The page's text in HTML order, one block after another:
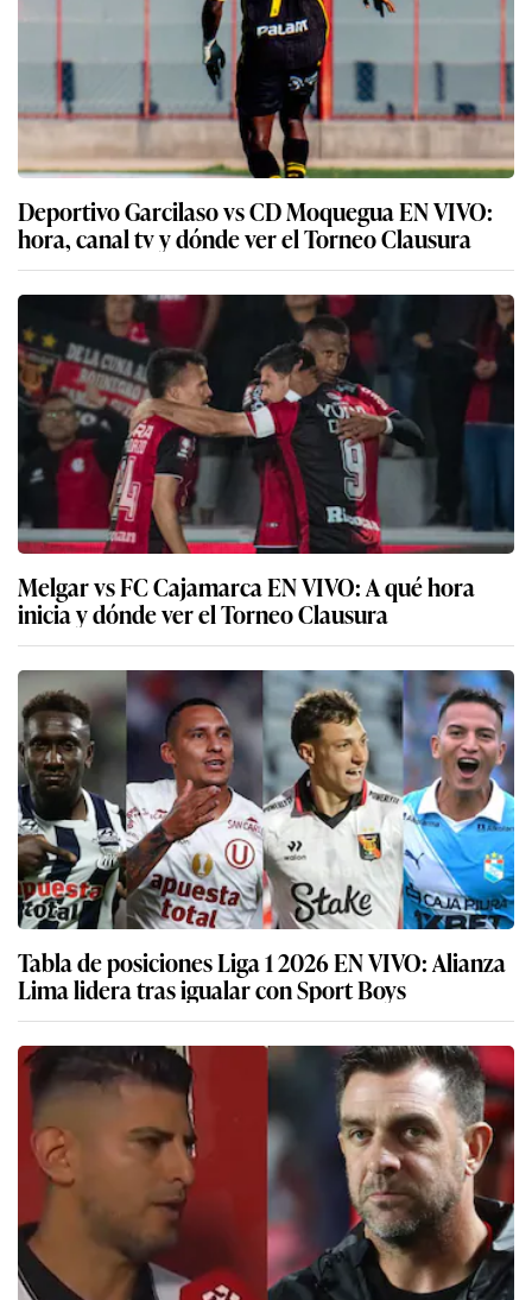
Deportivo Garcilaso vs CD Moquegua EN VIVO:
hora, canal tv y dónde ver el Torneo Clausura
Melgar vs FC Cajamarca EN VIVO: A qué hora
inicia y dónde ver el Torneo Clausura
Tabla de posiciones Liga 1 2026 EN VIVO: Alianza
Lima lidera tras igualar con Sport Boys